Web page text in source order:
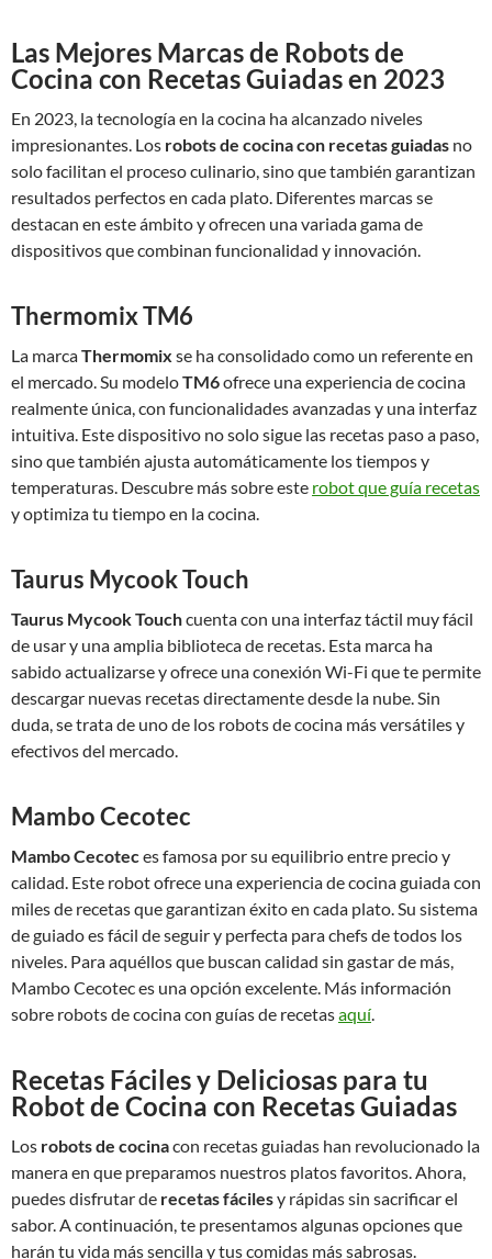
Las Mejores Marcas de Robots de
Cocina con Recetas Guiadas en 2023
En 2023, la tecnología en la cocina ha alcanzado niveles
impresionantes. Los robots de cocina con recetas guiadas no
solo facilitan el proceso culinario, sino que también garantizan
resultados perfectos en cada plato. Diferentes marcas se
destacan en este ámbito y ofrecen una variada gama de
dispositivos que combinan funcionalidad y innovación.
Thermomix TM6
La marcaThermomix se ha consolidado como un referente en
el mercado. Su modeloTM6ofrece una experiencia de cocina
realmente única, con funcionalidades avanzadas y una interfaz
intuitiva. Este dispositivo no solo sigue las recetas paso a paso,
sino que también ajusta automáticamente los tiempos y
temperaturas. Descubre más sobre este robot que guía recetas
y optimiza tu tiempo en la cocina.
Taurus Mycook Touch
Taurus Mycook Touchcuenta con una interfaz táctil muy fácil
de usar y una amplia biblioteca de recetas. Esta marca ha
sabido actualizarse y ofrece una conexión Wi-Fi que te permite
descargar nuevas recetas directamente desde la nube. Sin
duda, se trata de uno de los robots de cocina más versátiles y
efectivos del mercado.
Mambo Cecotec
Mambo Cecoteces famosa por su equilibrio entre precio y
calidad. Este robot ofrece una experiencia de cocina guiada con
miles de recetas que garantizan éxito en cada plato. Su sistema
de guiado es fácil de seguir y perfecta para chefs de todos los
niveles. Para aquéllos que buscan calidad sin gastar de más,
Mambo Cecotec es una opción excelente. Más información
sobre robots de cocina con guías de recetasaquí.
Recetas Fáciles y Deliciosas para tu
Robot de Cocina con Recetas Guiadas
Los robots de cocinacon recetas guiadas han revolucionado la
manera en que preparamos nuestros platos favoritos. Ahora,
puedes disfrutar de recetas fácilesy rápidas sin sacrificar el
sabor. A continuación, te presentamos algunas opciones que
harán tu vida más sencilla y tus comidas más sabrosas.